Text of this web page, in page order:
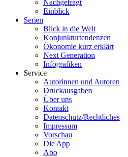
Nachgefragt
Einblick
Serien
Blick in die Welt
Konjunkturtendenzen
Ökonomie kurz erklärt
Next Generation
Infografiken
Service
Autorinnen und Autoren
Druckausgaben
Über uns
Kontakt
Datenschutz/Rechtliches
Impressum
Vorschau
Die App
Abo